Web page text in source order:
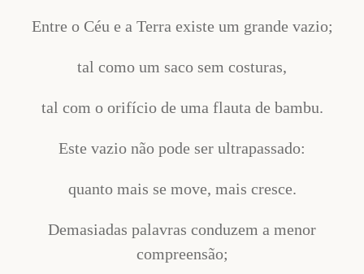
Entre o Céu e a Terra existe um grande vazio;
tal como um saco sem costuras,
tal com o orifício de uma flauta de bambu.
Este vazio não pode ser ultrapassado:
quanto mais se move, mais cresce.
Demasiadas palavras conduzem a menor
compreensão;